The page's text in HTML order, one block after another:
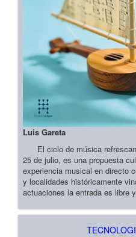
Luis Gareta
El ciclo de música
25 de julio, es una propuesta
experiencia musical en directo
y localidades históricamente
actuaciones la entrada es libre